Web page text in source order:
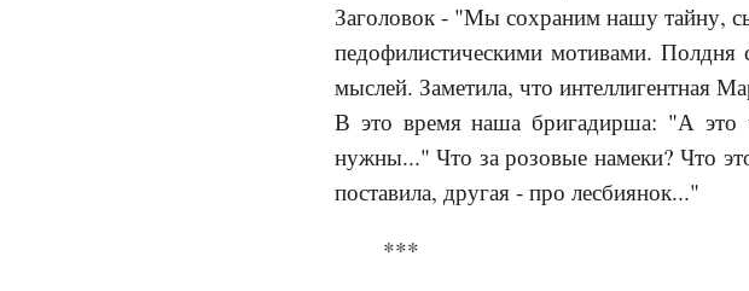
Заголовок - "Мы сохраним нашу тайну,
педофилистическими мотивами. Полдня
мыслей. Заметила, что интеллигентная
В это время наша бригадирша: "А это
нужны..." Что за розовые намеки? Что
поставила, другая - про лесбиянок..."
***